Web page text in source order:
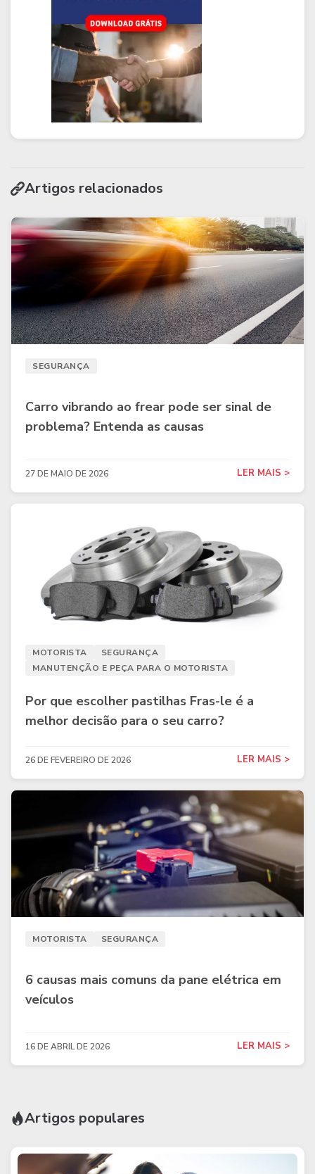
Artigos relacionados
SEGURANÇA
Carro vibrando ao frear pode ser sinal de
problema? Entenda as causas
27 DE MAIO DE 2026 LER MAIS >
MOTORISTA
SEGURANÇA
MANUTENÇÃO E PEÇA PARA O MOTORISTA
Por que escolher pastilhas Fras-le é a
melhor decisão para o seu carro?
26 DE FEVEREIRO DE 2026 LER MAIS >
MOTORISTA SEGURANÇA
6 causas mais comuns da pane elétrica em
veículos
16 DE ABRIL DE 2026 LER MAIS >
Artigos populares